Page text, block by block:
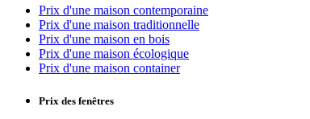
Prix d'une maison contemporaine
Prix d'une maison traditionnelle
Prix d'une maison en bois
Prix d'une maison écologique
Prix d'une maison container
Prix des fenêtres